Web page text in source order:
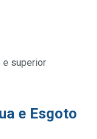
e superior
e Esgoto